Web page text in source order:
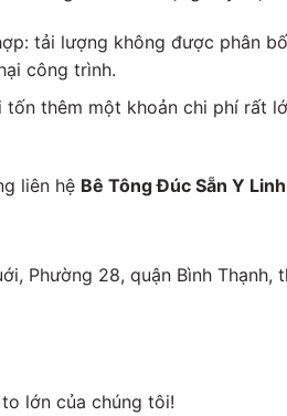
tải lượng không được phân
công trình.
thêm một khoản chi phí rất
liên hệ Bê Tông Đúc Sẵn Y Linh
Phường 28, quận Bình Thạnh,
lớn của chúng tôi!